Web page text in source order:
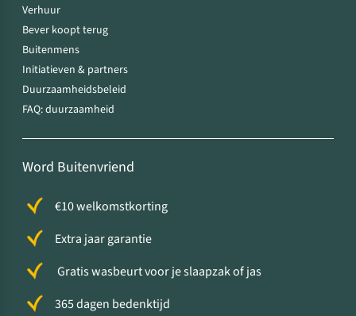
Verhuur
Bever koopt terug
Buitenmens
Initiatieven & partners
Duurzaamheidsbeleid
FAQ: duurzaamheid
Word Buitenvriend
€10 welkomstkorting
Extra jaar garantie
Gratis wasbeurt voor je slaapzak of jas
365 dagen bedenktijd